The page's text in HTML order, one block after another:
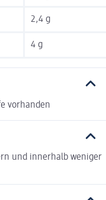
2,4 g
4 g
vorhanden
und innerhalb weniger